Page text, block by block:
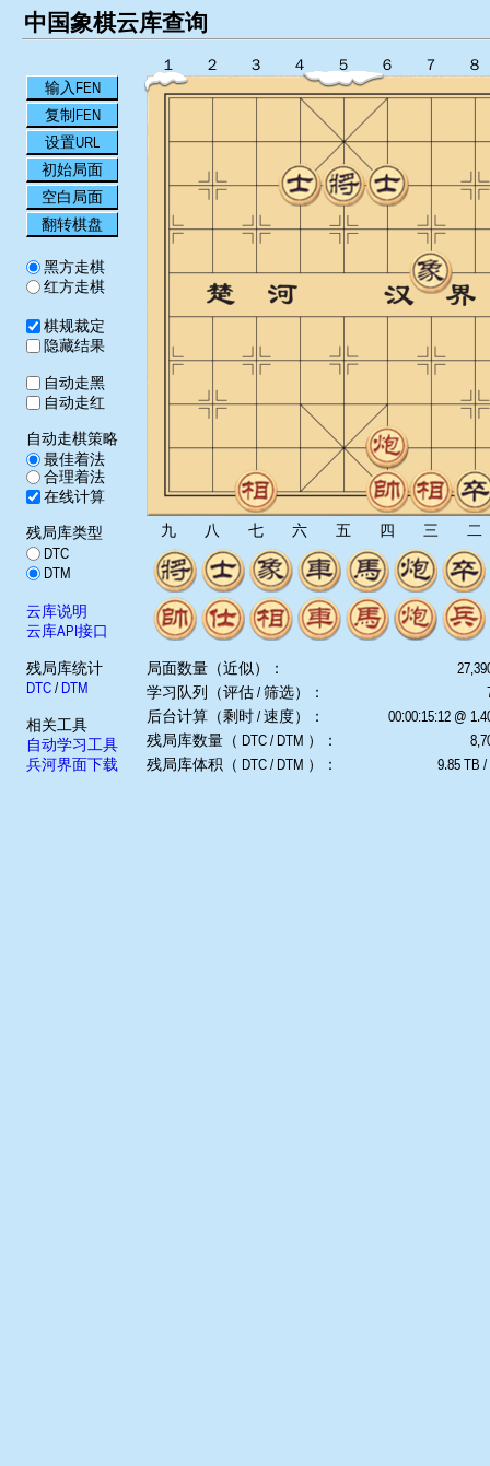
中国象棋云库查询
输入FEN
复制FEN
设置URL
初始局面
空白局面
翻转棋盘
黑方走棋
红方走棋
棋规裁定
隐藏结果
自动走黑
自动走红
自动走棋策略
最佳着法
合理着法
在线计算
残局库类型
DTC
DTM
云库说明
云库API接口
残局库统计
DTC/ DTM
相关工具
自动学习工具
兵河界面下载
１ ２ ３ ４ ５ ６ ７ ８
九 八 七 六 五 四 三 二
局面数量（近似）：
学习队列（评估 / 筛选）：
后台计算（剩时 / 速度）：
00:00:15:12 @
残局库数量（ DTC / DTM ）：
残局库体积（ DTC / DTM ）：
9.85 TB